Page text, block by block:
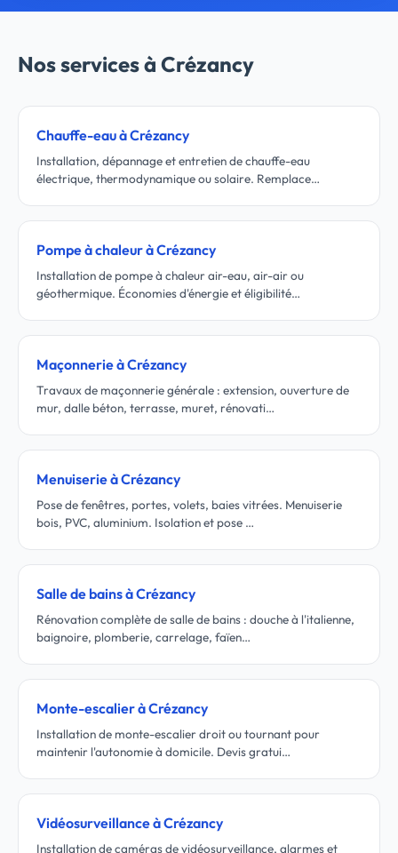
Nos services à Crézancy
Chauffe-eau à Crézancy
Installation, dépannage et entretien de chauffe-eau
électrique, thermodynamique ou solaire. Remplace…
Pompe à chaleur à Crézancy
Installation de pompe à chaleur air-eau, air-air ou
géothermique. Économies d'énergie et éligibilité…
Maçonnerie à Crézancy
Travaux de maçonnerie générale : extension, ouverture de
mur, dalle béton, terrasse, muret, rénovati…
Menuiserie à Crézancy
Pose de fenêtres, portes, volets, baies vitrées. Menuiserie
bois, PVC, aluminium. Isolation et pose …
Salle de bains à Crézancy
Rénovation complète de salle de bains : douche à l'italienne,
baignoire, plomberie, carrelage, faïen…
Monte-escalier à Crézancy
Installation de monte-escalier droit ou tournant pour
maintenir l'autonomie à domicile. Devis gratui…
Vidéosurveillance à Crézancy
Installation de caméras de vidéosurveillance, alarmes et